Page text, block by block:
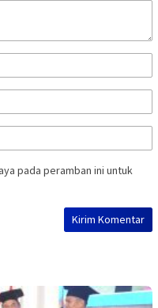
pada peramban ini untuk